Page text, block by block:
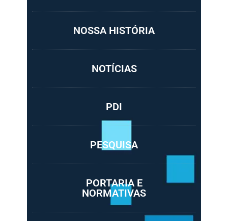
NOSSA HISTÓRIA
NOTÍCIAS
PDI
PESQUISA
PORTARIA E
NORMATIVAS